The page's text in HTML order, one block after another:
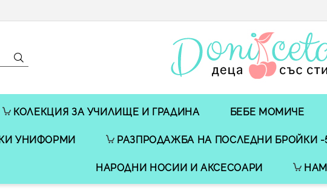
КОЛЕКЦИЯ ЗА УЧИЛИЩЕ И ГРАДИНА БЕБЕ МОМИЧЕ
УНИФОРМИ РАЗПРОДАЖБА НА ПОСЛЕДНИ БРОЙКИ -
НАРОДНИ НОСИИ И АКСЕСОАРИ